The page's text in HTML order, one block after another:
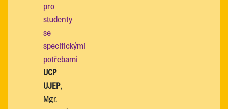
pro
studenty
se
specifickými
potřebami
UCP
UJEP,
Mgr.